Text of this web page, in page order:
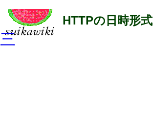
HTTPの日時形式
三